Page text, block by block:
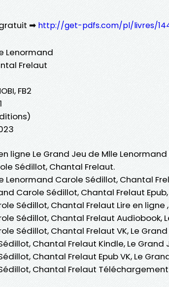
➡ http://get-pdfs.com/pl/livres/
Lenormand
Frelaut
FB2
ligne Le Grand Jeu de Mlle
Sédillot, Chantal Frelaut.
Lenormand Carole Sédillot, Chantal
Carole Sédillot, Chantal Frelaut
Sédillot, Chantal Frelaut Lire en ligne
Sédillot, Chantal Frelaut Audiobook,
Sédillot, Chantal Frelaut VK, Le
Chantal Frelaut Kindle, Le Grand
Chantal Frelaut Epub VK, Le
Chantal Frelaut